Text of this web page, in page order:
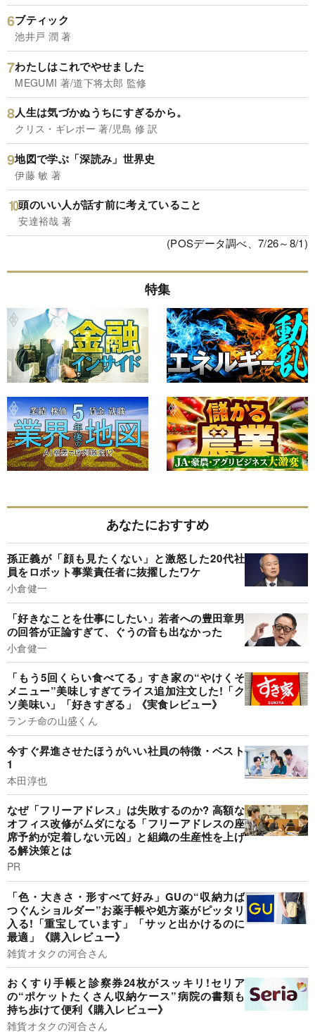
ブティック
池井戸 潤 著
わたしはこれでやせました
MEGUMI 著/道下将太郎 監修
人生は気づかぬうちにすぎるから。
クリス・ギレボー 著/児島 修 訳
地図で学ぶ「深読み」世界史
伊藤 敏 著
頭のいい人が話す前に考えていること
安達裕哉 著
(POSデータ調べ、7/26～8/1)
特集
あなたにおすすめ
孫正義が「顔も見たくない」と激怒した20代社
員をロボット事業責任者に抜擢したワケ
小倉健一
「好きなことを仕事にしたい」若者への豊田章男
の回答が正論すぎて、ぐうの音も出なかった
小倉健一
「もう5回くらい食べてる」すき家の“やけくそ
メニュー”美味しすぎてライス追加注文した!「ク
ソ美味い」「好きすぎる」《実食レビュー》
ランチ命の山盛くん
今すぐ昇進させたほうがいい社員の特徴・ベスト
1
本田淳也
なぜ「フリーアドレス」は失敗するのか? 高額な
オフィス改修がムダになる「フリーアドレスの座
席予約が定着しない元凶」と組織の生産性を上げ
る解決策とは
PR
「色・大きさ・形すべて好み」GUの“収納力ば
つぐんショルダー”お薬手帳や処方薬がピッタリ
入る!「重宝しています」「サッと出かけるのに
最適」《購入レビュー》
雑貨オタクの河合さん
おくすり手帳と診察券24枚がスッキリ!セリア
の“ポケットたくさん収納ケース”病院の書類も
持ち歩けて便利《購入レビュー》
雑貨オタクの河合さん